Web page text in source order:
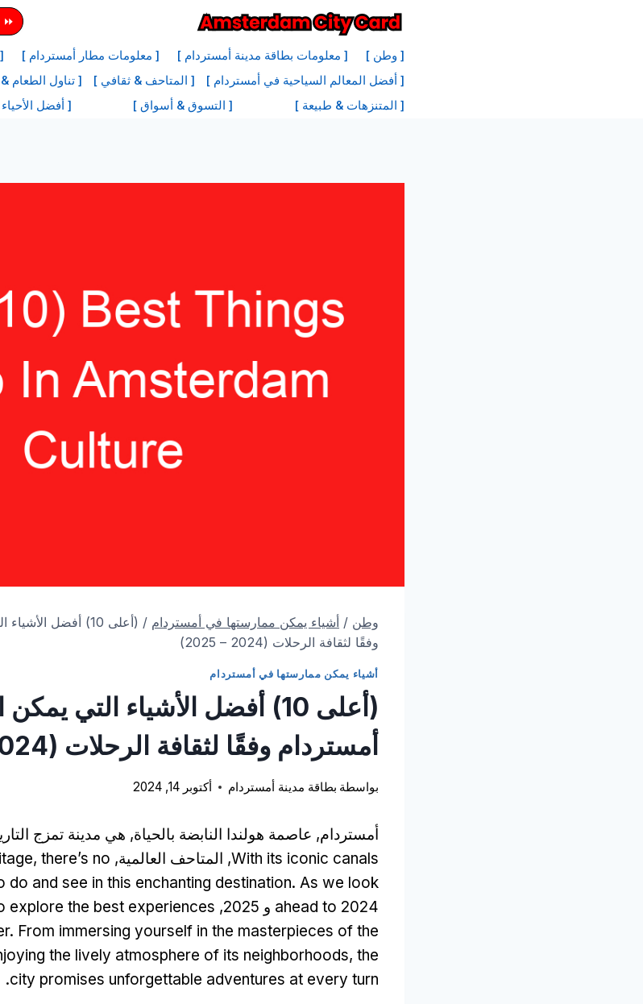
[ وطن ] [ معلومات بطاقة مدينة أمستردام ] [ معلومات مطار أمستردام ]
[ أفضل المعالم السياحية في أمستردام ]
[ المتاحف & ثقافي ] [ تناول الطعام &
[ المتنزهات & طبيعة ]
[ التسوق & أسواق ] [ أفضل الأحياء
وطن / أشياء يمكن ممارستها في أمستردام /
(أعلى 10) أفضل
وفقًا لثقافة الرحلات (2024 – 2025)
أشياء يمكن ممارستها في أمستردام
(أعلى 10) أفضل الأشياء التي
أمستردام وفقًا لثقافة الرحلات (2024 – 2025)
بواسطة بطاقة مدينة أمستردام أكتوبر 14, 2024
أمستردام, عاصمة هولندا النابضة بالحياة, هي مدينة تمزج
With its iconic canals, المتاحف العالمية, , there’s no
and see in this enchanting destination. As we look
ahead to 2024 و 2025,
explore the best experiences
. From immersing yourself in the masterpieces of the
the lively atmosphere of its neighborhoods, the
city promises unforgettable adventures at every turn
.